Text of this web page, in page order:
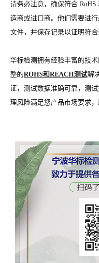
请务必注意，确保符合
造商或进口商。他们需要进
文件，并保存记录以证明符合
华标检测拥有经验丰富的技
整的ROHS和REACH测试解
证，测试数据准确可靠，测
理风险满足您产品市场要求，